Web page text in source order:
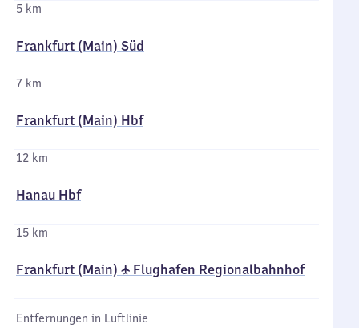
5 km
Frankfurt (Main) Süd
7 km
Frankfurt (Main) Hbf
12 km
Hanau Hbf
15 km
Frankfurt (Main) ✈ Flughafen Regionalbahnhof
Entfernungen in Luftlinie